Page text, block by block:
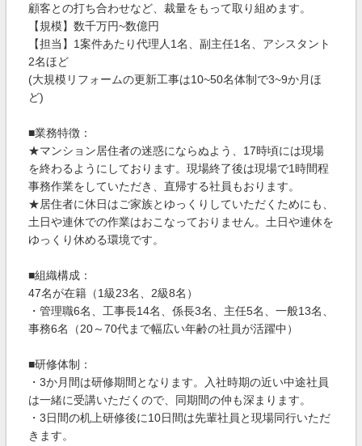
顧客との打ち合わせなど、裁量をもって取り組めます。
【規模】数千万円~数億円
【担当】1案件あたり代理人1名、副主任1名、アシスタント
2名ほど
(大規模リフォームの更新工事は10~50名体制で3~9か月ほ
ど)
■業務特徴：
★マンション居住者の迷惑にならぬよう、17時頃には現場
を終わるようにしております。現場終了後は現場で1時間程
事務作業をしていただき、直帰する社員もおります。
★居住者に休日はご家族とゆっくりしていただくためにも、
土日や連休での作業はおこなっておりません。土日や連休を
ゆっくり休める環境です。
■組織構成：
47名が在籍（1級23名、2級8名）
・管理職6名、工事長14名、係長3名、主任5名、一般13名、
事務6名（20～70代まで幅広い年齢の社員が活躍中）
■研修体制：
・3か月間は研修期間となります。入社時期の近い中途社員
は一緒に受講いただくので、同期間の仲も深まります。
・3日間の机上研修後に10日間は先輩社員と現場同行いただ
きます。